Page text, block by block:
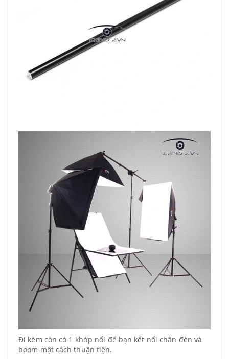
Đi kèm còn có 1 khớp nối để bạn kết nối chân đèn và
boom một cách thuận tiện.